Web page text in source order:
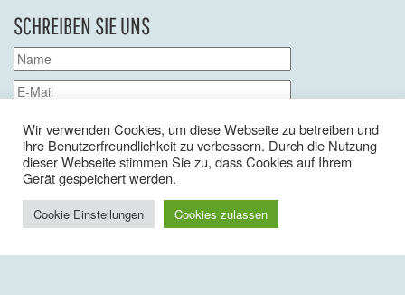
SCHREIBEN SIE UNS
Bitte
Wir verwenden Cookies, um diese Webseite zu betreiben und
ihre Benutzerfreundlichkeit zu verbessern. Durch die Nutzung
dieser Webseite stimmen Sie zu, dass Cookies auf Ihrem
Gerät gespeichert werden.
Cookie Einstellungen Cookies zulassen